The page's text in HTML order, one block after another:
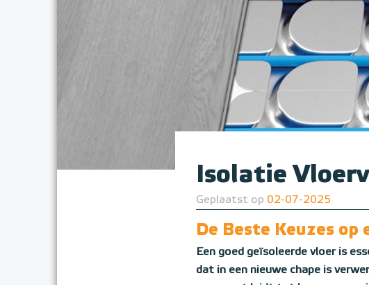
Isolatie
Geplaatst op 02-07-2025
De Beste Keuzes op
Een goed geïsoleerde vloer is
dat in een nieuwe chape is